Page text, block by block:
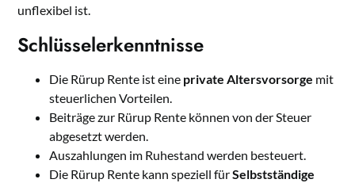
unflexibel ist.
Schlüsselerkenntnisse
Die Rürup Rente ist eine private Altersvorsorge mit
steuerlichen Vorteilen.
Beiträge zur Rürup Rente können von der Steuer
abgesetzt werden.
Auszahlungen im Ruhestand werden besteuert.
Die Rürup Rente kann speziell fürSelbstständige